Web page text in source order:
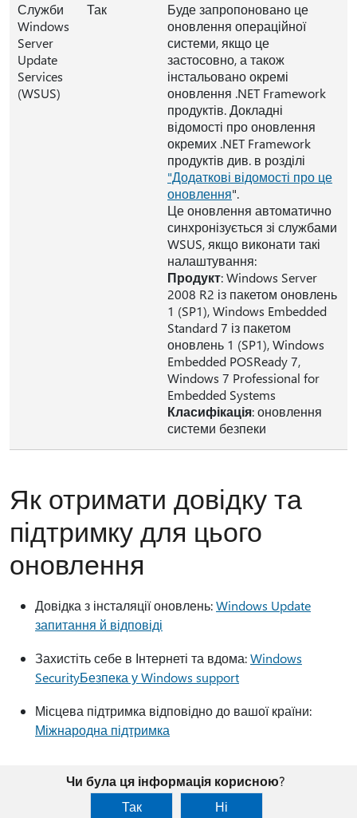
Служби
Windows
Server
Update
Services
(WSUS)
Так
Буде запропоновано це
оновлення операційної
системи, якщо це
застосовно, а також
інстальовано окремі
оновлення .NET Framework
продуктів. Докладні
відомості про оновлення
окремих .NET Framework
продуктів див. в розділі
"Додаткові відомості про це
оновлення".
Це оновлення автоматично
синхронізується зі службами
WSUS, якщо виконати такі
налаштування:
Продукт: Windows Server
2008 R2 із пакетом оновлень
1 (SP1), Windows Embedded
Standard 7 із пакетом
оновлень 1 (SP1), Windows
Embedded POSReady 7,
Windows 7 Professional for
Embedded Systems
Класифікація: оновлення
системи безпеки
Як отримати довідку та
підтримку для цього
оновлення
Довідка з інсталяції оновлень:Windows Update
запитання й відповіді
Захистіть себе в Інтернеті та вдома:Windows
SecurityБезпека у Windows support
Місцева підтримка відповідно до вашої країни:
Міжнародна підтримка
Чи була ця інформація корисною?
Так
Ні